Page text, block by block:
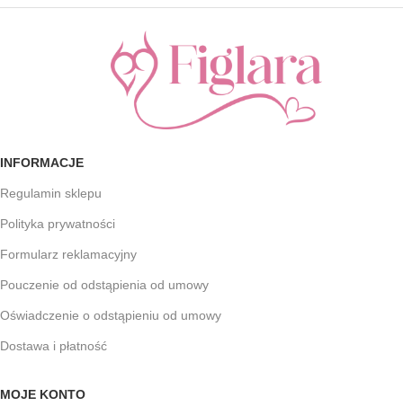
INFORMACJE
Regulamin sklepu
Polityka prywatności
Formularz reklamacyjny
Pouczenie od odstąpienia od umowy
Oświadczenie o odstąpieniu od umowy
Dostawa i płatność
MOJE KONTO